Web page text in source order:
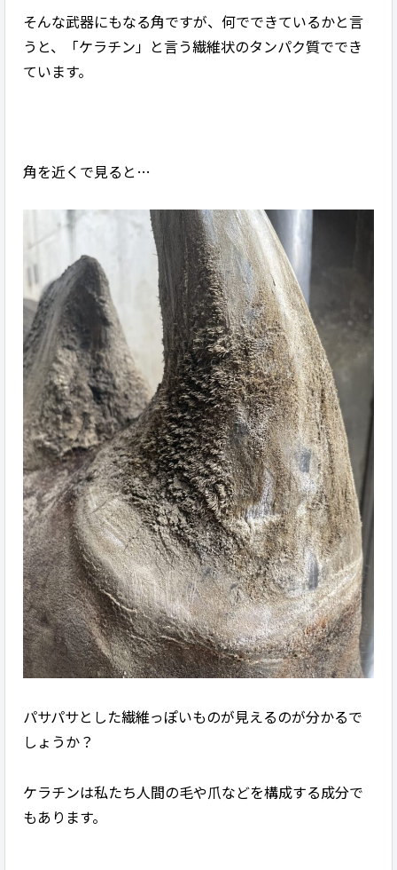
そんな武器にもなる角ですが、何でできているかと言
うと、「ケラチン」と言う繊維状のタンパク質ででき
ています。
角を近くで見ると…
パサパサとした繊維っぽいものが見えるのが分かるで
しょうか？
ケラチンは私たち人間の毛や爪などを構成する成分で
もあります。